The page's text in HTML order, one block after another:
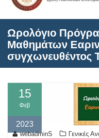
Ωρολόγιο
Μαθημάτων
συγχωνευθέντος
15
Φεβ
2023
webadminS Γενικές